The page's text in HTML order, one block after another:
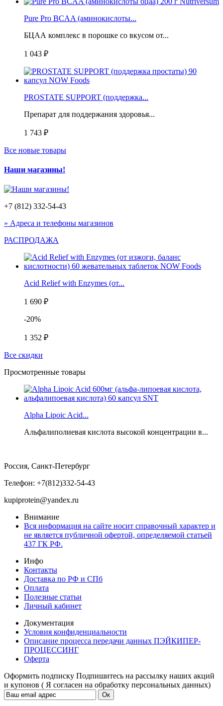
Pure Pro BCAA (аминокислоты...
БЦАА комплекс в порошке со вкусом от...
1 043 ₽
PROSTATE SUPPORT (поддержка...
Препарат для поддержания здоровья...
1 743 ₽
Все новые товары
Наши магазины!
+7 (812) 332-54-43
» Адреса и телефоны магазинов
РАСПРОДАЖА
Acid Relief with Enzymes (от...
1 690 ₽
-20%
1 352 ₽
Все скидки
Просмотренные товары
Alpha Lipoic Acid...
Альфалиполиевая кислота высокой концентрации в...
Россия, Санкт-Петербург
Телефон: +7(812)332-54-43
kupiprotein@yandex.ru
Внимание
Вся информация на сайте носит справочный характер и
не является публичной офертой, определяемой статьей
437 ГК РФ.
Инфо
Контакты
Доставка по РФ и СПб
Оплата
Полезные статьи
Личный кабинет
Документация
Условия конфиденциальности
Описание процесса передачи данных ПЭЙКИПЕР-
ПРОЦЕССИНГ
Оферта
Оформить подписку Подпишитесь на рассылку наших акций
и купонов ( Я согласен на обработку персональных данных)